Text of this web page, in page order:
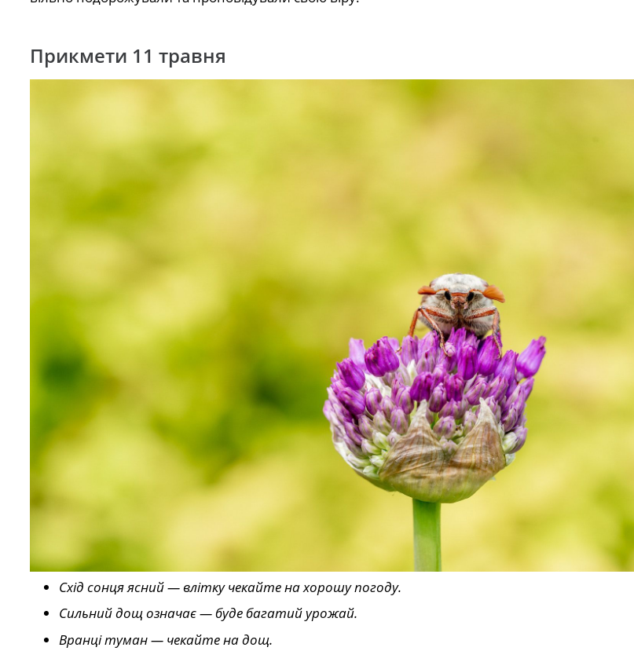
Прикмети 11 травня
Схід сонця ясний — влітку чекайте на хорошу погоду.
Сильний дощ означає — буде багатий урожай.
Вранці туман — чекайте на дощ.